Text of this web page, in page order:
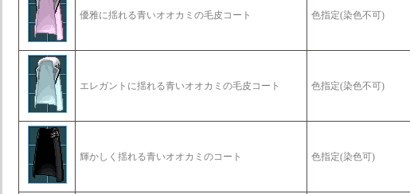
優雅に揺れる青いオオカミの毛皮コート 色指定(染色不可)
エレガントに揺れる青いオオカミの毛皮コート 色指定(染色不可)
輝かしく揺れる青いオオカミのコート 色指定(染色可)